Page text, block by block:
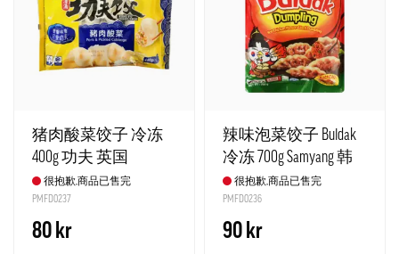
猪肉酸菜饺子 冷冻
400g 功夫 英国
很抱歉,商品已售完
PMFD0237
80 kr
辣味泡菜饺子 Buldak
冷冻 700g Samyang 韩
国 很抱歉,商品已售完
PMFD0236
90 kr